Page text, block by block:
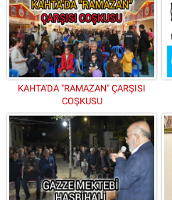
KAHTA'DA "RAMAZAN" ÇARŞISI
COŞKUSU